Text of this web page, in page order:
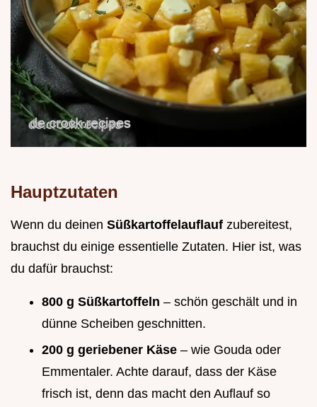
Hauptzutaten
Wenn du deinen Süßkartoffelauflauf zubereitest,
brauchst du einige essentielle Zutaten. Hier ist, was
du dafür brauchst:
800 g Süßkartoffeln – schön geschält und in
dünne Scheiben geschnitten.
200 g geriebener Käse – wie Gouda oder
Emmentaler. Achte darauf, dass der Käse
frisch ist, denn das macht den Auflauf so